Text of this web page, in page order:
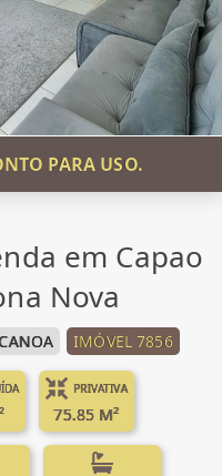
PARA USO.
em Capao
Nova
IMÓVEL 7856
PRIVATIVA
75.85 M²